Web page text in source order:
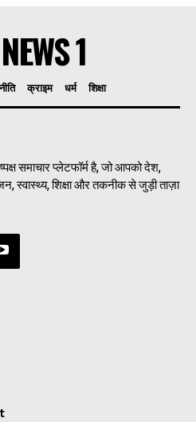
1
क्राइम धर्म शिक्षा
समाचार प्लेटफॉर्म है, जो आपको देश,
स्वास्थ्य, शिक्षा और तकनीक से जुड़ी ताज़ा